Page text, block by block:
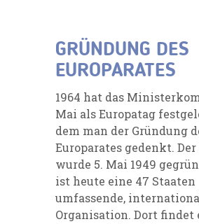
GRÜNDUNG DES
EUROPARATES
1964 hat das
Mai als Europatag
dem man der Gründung
Europarates gedenkt.
wurde 5. Mai 1949
ist heute eine 47 Staaten
umfassende,
Organisation. Dort findet